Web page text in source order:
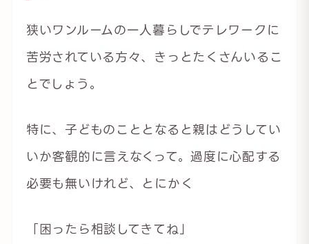
狭いワンルームの一人暮らしでテレワークに
苦労されている方々、きっとたくさんいるこ
とでしょう。
特に、子どものこととなると親はどうしてい
いか客観的に言えなくって。過度に心配する
必要も無いけれど、とにかく
「困ったら相談してきてね」